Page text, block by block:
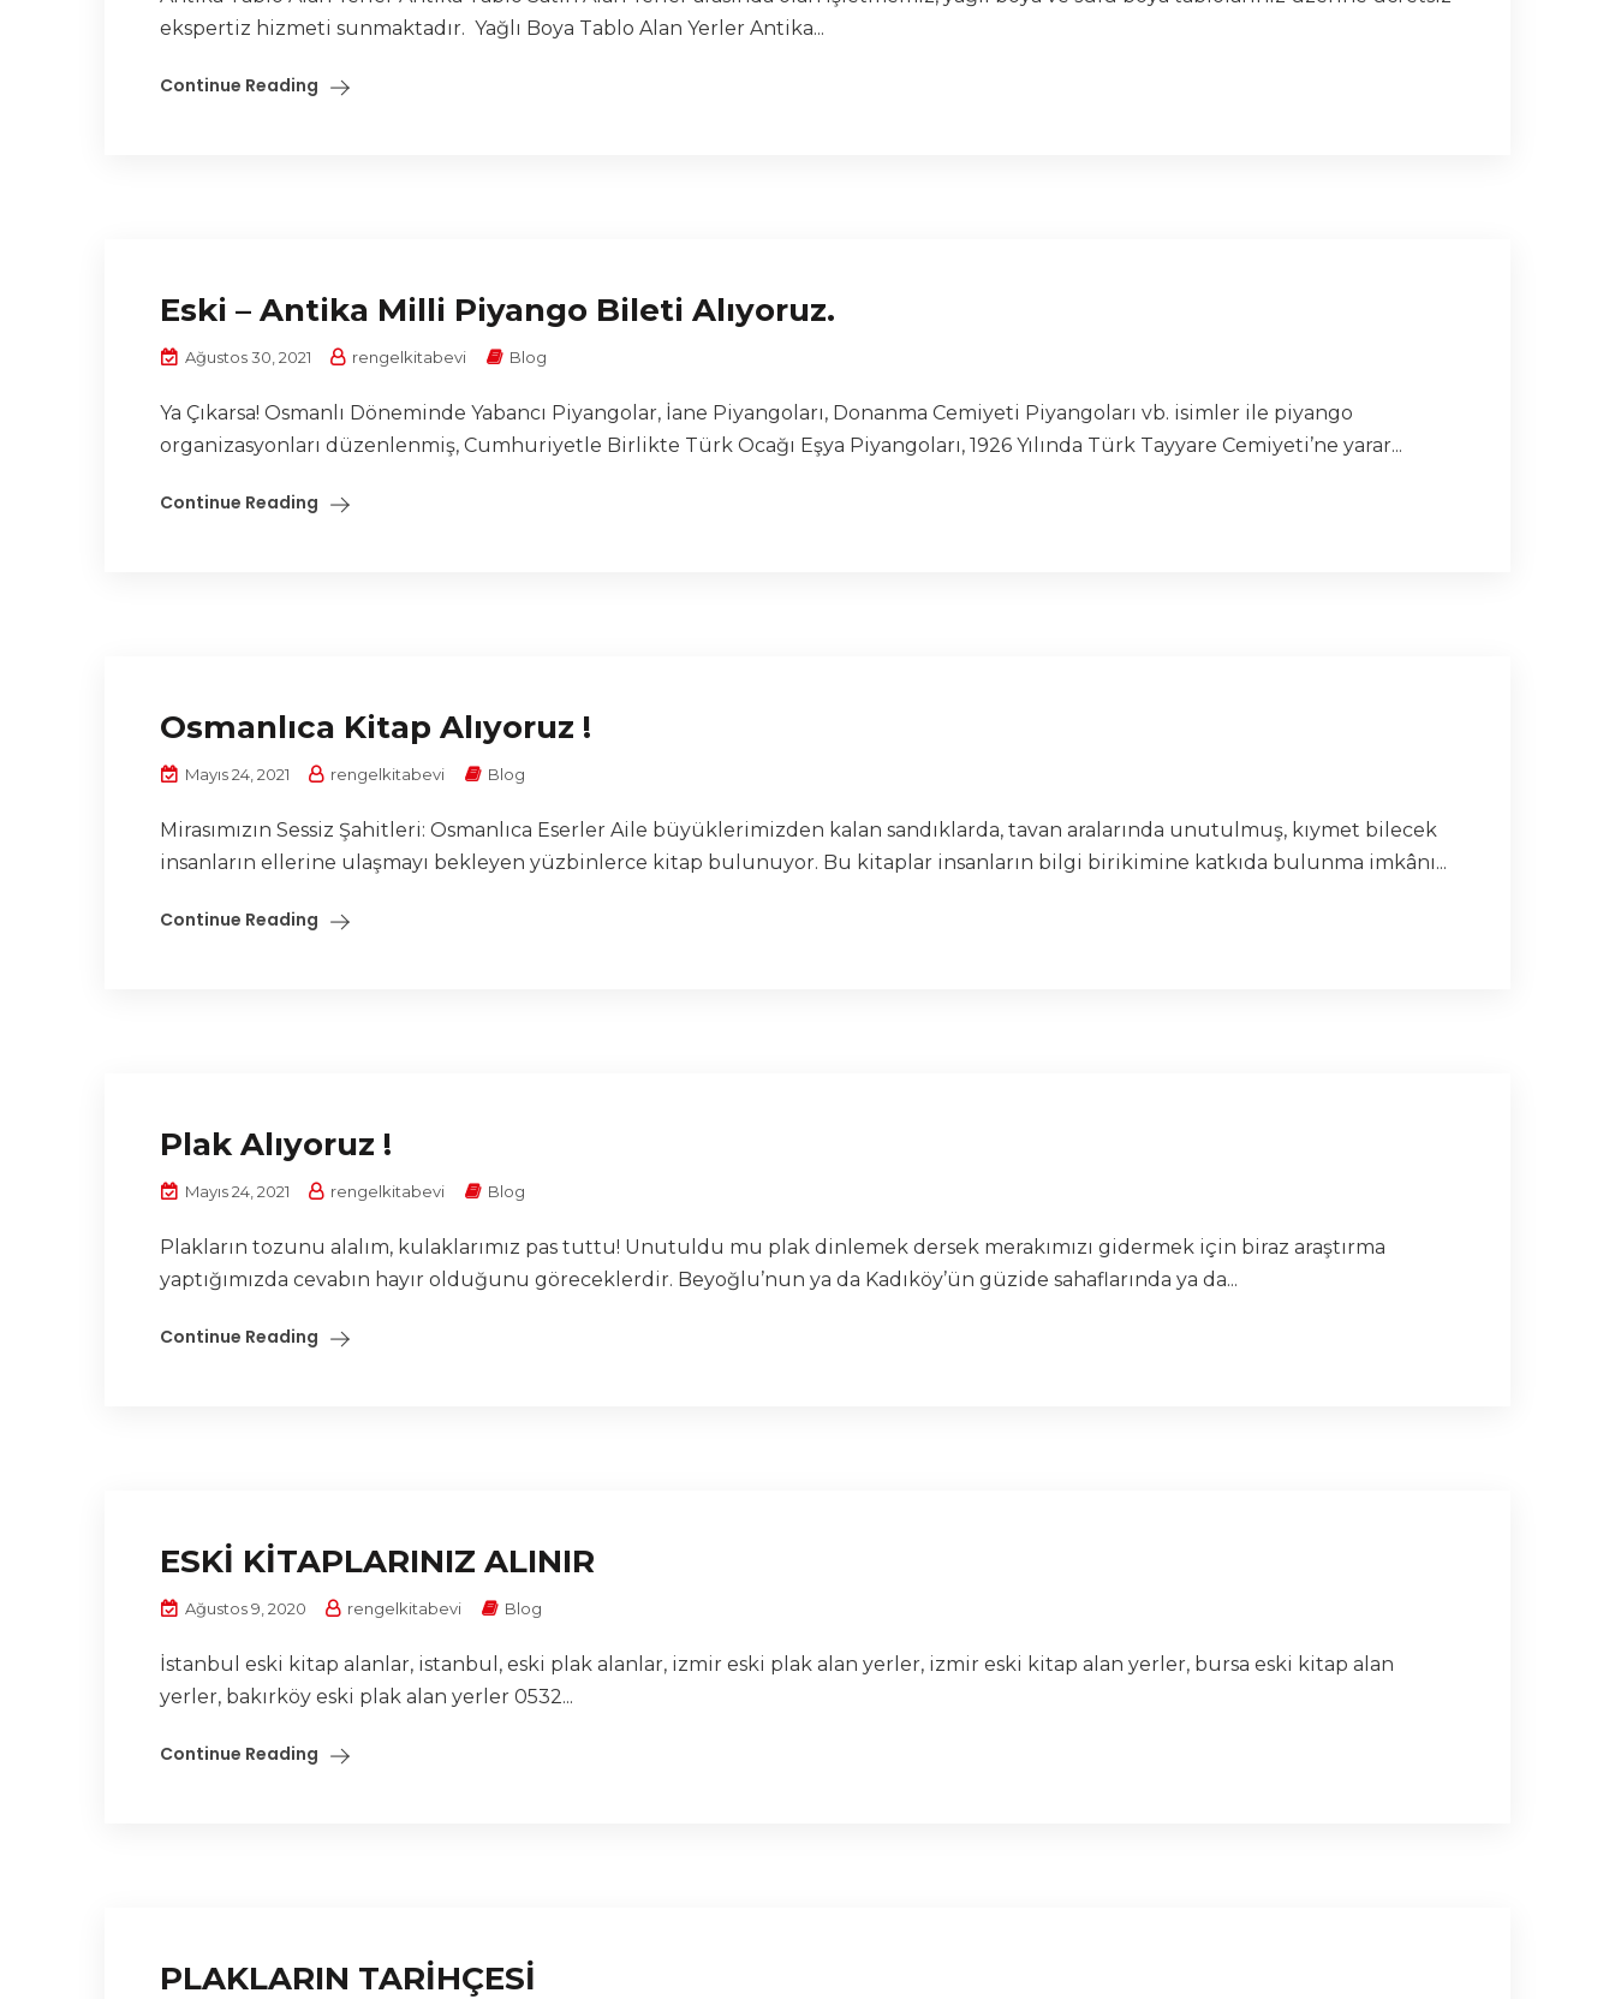
ekspertiz hizmeti sunmaktadır. Yağlı Boya Tablo Alan Yerler Antika...
Continue Reading
Eski – Antika Milli Piyango Bileti Alıyoruz.
Ağustos 30, 2021 rengelkitabevi Blog
Ya Çıkarsa! Osmanlı Döneminde Yabancı Piyangolar, İane Piyangoları, Donanma Cemiyeti Piyangoları vb. isimler ile piyango
organizasyonları düzenlenmiş, Cumhuriyetle Birlikte Türk Ocağı Eşya Piyangoları, 1926 Yılında Türk Tayyare Cemiyeti’ne yarar...
Continue Reading
Osmanlıca Kitap Alıyoruz !
Mayıs 24, 2021 rengelkitabevi Blog
Mirasımızın Sessiz Şahitleri: Osmanlıca Eserler Aile büyüklerimizden kalan sandıklarda, tavan aralarında unutulmuş, kıymet bilecek
insanların ellerine ulaşmayı bekleyen yüzbinlerce kitap bulunuyor. Bu kitaplar insanların bilgi birikimine katkıda bulunma imkânı...
Continue Reading
Plak Alıyoruz !
Mayıs 24, 2021 rengelkitabevi Blog
Plakların tozunu alalım, kulaklarımız pas tuttu! Unutuldu mu plak dinlemek dersek merakımızı gidermek için biraz araştırma
yaptığımızda cevabın hayır olduğunu göreceklerdir. Beyoğlu’nun ya da Kadıköy’ün güzide sahaflarında ya da...
Continue Reading
ESKİ KİTAPLARINIZ ALINIR
Ağustos 9, 2020 rengelkitabevi Blog
İstanbul eski kitap alanlar, istanbul, eski plak alanlar, izmir eski plak alan yerler, izmir eski kitap alan yerler, bursa eski kitap alan
yerler, bakırköy eski plak alan yerler 0532...
Continue Reading
PLAKLARIN TARİHÇESİ